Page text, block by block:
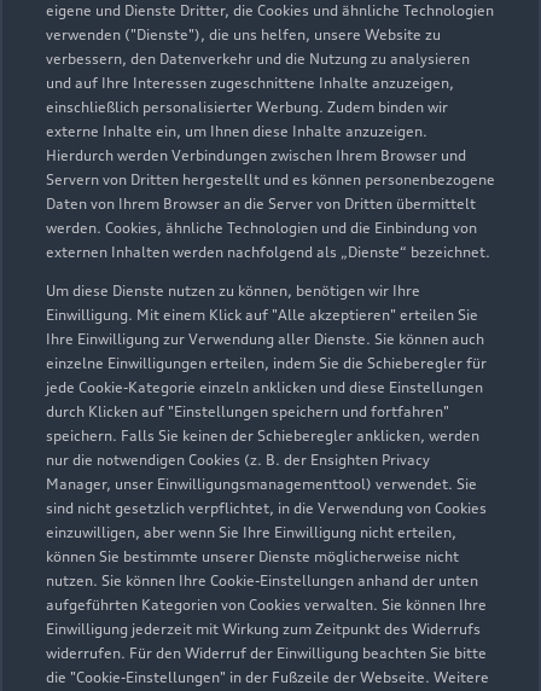
eigene und Dienste Dritter, die Cookies und ähnliche Technologien
verwenden ("Dienste"), die uns helfen, unsere Website zu
verbessern, den Datenverkehr und die Nutzung zu analysieren
und auf Ihre Interessen zugeschnittene Inhalte anzuzeigen,
einschließlich personalisierter Werbung. Zudem binden wir
externe Inhalte ein, um Ihnen diese Inhalte anzuzeigen.
Hierdurch werden Verbindungen zwischen Ihrem Browser und
Servern von Dritten hergestellt und es können personenbezogene
Daten von Ihrem Browser an die Server von Dritten übermittelt
werden. Cookies, ähnliche Technologien und die Einbindung von
externen Inhalten werden nachfolgend als „Dienste“ bezeichnet.
Um diese Dienste nutzen zu können, benötigen wir Ihre
Einwilligung. Mit einem Klick auf "Alle akzeptieren" erteilen Sie
Ihre Einwilligung zur Verwendung aller Dienste. Sie können auch
einzelne Einwilligungen erteilen, indem Sie die Schieberegler für
jede Cookie-Kategorie einzeln anklicken und diese Einstellungen
durch Klicken auf "Einstellungen speichern und fortfahren"
speichern. Falls Sie keinen der Schieberegler anklicken, werden
nur die notwendigen Cookies (z. B. der Ensighten Privacy
Manager, unser Einwilligungsmanagementtool) verwendet. Sie
sind nicht gesetzlich verpflichtet, in die Verwendung von Cookies
einzuwilligen, aber wenn Sie Ihre Einwilligung nicht erteilen,
können Sie bestimmte unserer Dienste möglicherweise nicht
nutzen. Sie können Ihre Cookie-Einstellungen anhand der unten
aufgeführten Kategorien von Cookies verwalten. Sie können Ihre
Einwilligung jederzeit mit Wirkung zum Zeitpunkt des Widerrufs
widerrufen. Für den Widerruf der Einwilligung beachten Sie bitte
die "Cookie-Einstellungen" in der Fußzeile der Webseite. Weitere
Teile- & Zubehörverkauf
Geschlossen,öffnet am Montag 07:00
Zur Reparatur